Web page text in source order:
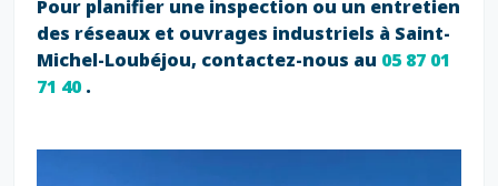
Pour planifier une inspection ou un entretien
des réseaux et ouvrages industriels à Saint-
Michel-Loubéjou, contactez-nous au 05 87 01
71 40.